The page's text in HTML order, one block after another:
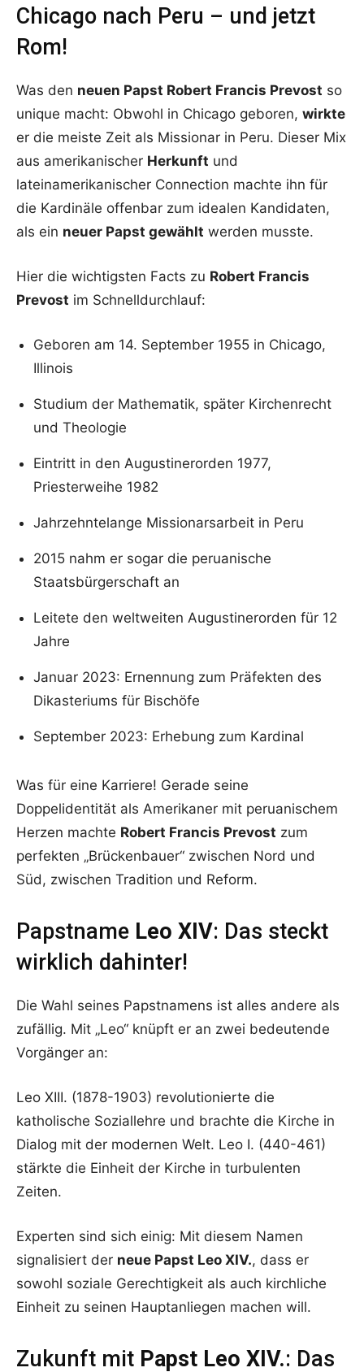
Chicago nach Peru – und jetzt
Rom!
Was den neuen Papst Robert Francis Prevost so
unique macht: Obwohl in Chicago geboren, wirkte
er die meiste Zeit als Missionar in Peru. Dieser Mix
aus amerikanischer Herkunft und
lateinamerikanischer Connection machte ihn für
die Kardinäle offenbar zum idealen Kandidaten,
als ein neuer Papst gewählt werden musste.
Hier die wichtigsten Facts zu Robert Francis
Prevost im Schnelldurchlauf:
Geboren am 14. September 1955 in Chicago,
Illinois
Studium der Mathematik, später Kirchenrecht
und Theologie
Eintritt in den Augustinerorden 1977,
Priesterweihe 1982
Jahrzehntelange Missionarsarbeit in Peru
2015 nahm er sogar die peruanische
Staatsbürgerschaft an
Leitete den weltweiten Augustinerorden für 12
Jahre
Januar 2023: Ernennung zum Präfekten des
Dikasteriums für Bischöfe
September 2023: Erhebung zum Kardinal
Was für eine Karriere! Gerade seine
Doppelidentität als Amerikaner mit peruanischem
Herzen machte Robert Francis Prevost zum
perfekten „Brückenbauer“ zwischen Nord und
Süd, zwischen Tradition und Reform.
Papstname Leo XIV: Das steckt
wirklich dahinter!
Die Wahl seines Papstnamens ist alles andere als
zufällig. Mit „Leo“ knüpft er an zwei bedeutende
Vorgänger an:
Leo XIII. (1878-1903) revolutionierte die
katholische Soziallehre und brachte die Kirche in
Dialog mit der modernen Welt. Leo I. (440-461)
stärkte die Einheit der Kirche in turbulenten
Zeiten.
Experten sind sich einig: Mit diesem Namen
signalisiert der neue Papst Leo XIV., dass er
sowohl soziale Gerechtigkeit als auch kirchliche
Einheit zu seinen Hauptanliegen machen will.
Zukunft mit Papst Leo XIV.: Das